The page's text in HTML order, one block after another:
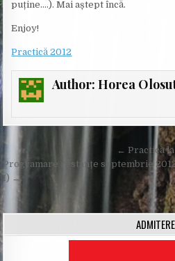
puține….). Mai aștept încă.
Enjoy!
Practică 2012
Author: Horea
Post
navigation
← Practică
Programare restanțe septembrie
I) →
ADMITERE